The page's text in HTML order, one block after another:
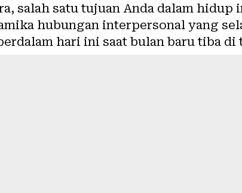
salah satu tujuan Anda dalam hidup
hubungan interpersonal yang
hari ini saat bulan baru tiba di